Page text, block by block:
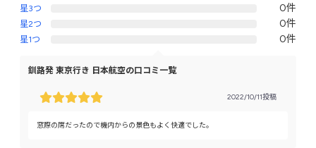
星3つ 0件
星2つ 0件
星1つ 0件
釧路発 東京行き 日本航空の口コミ一覧
2022/10/11投稿
窓際の席だったので機内からの景色もよく快適でした。